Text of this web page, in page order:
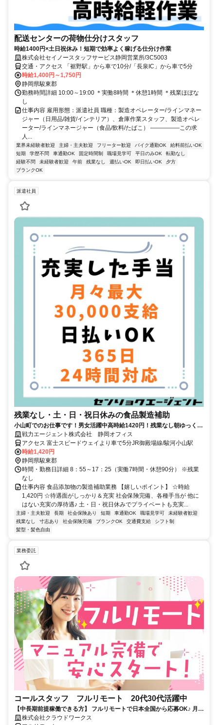
配送センターの荷物仕分けスタッフ
時給1400円×土日祝休み！短期で効率よく稼げる仕分け作業
株式会社セイノースタッフサービス静岡営業所/3C5003
交通・アクセス 「裾野駅」から車で10分/「長泉IC」から車で5分
時給1,400円～1,750円
静岡県駿東郡
勤務時間詳細 10:00～19:00 ＊実働8時間 ＊休憩1時間 ＊残業ほぼな
し
仕事内容 雇用形態：派遣社員 職種：製造オペレーター/ラインマネー
ジャー（日用品/雑貨/インテリア）、倉庫作業スタッフ、製造オペレ
ーター/ラインマネージャー（食品/飲料/たばこ） ―――――この求
人...
業界未経験者歓迎 主婦・主夫歓迎 フリーター歓迎 バイク通勤OK
給料前払いOK
短期
学歴不問 車通勤OK 固定時間制 職場見学可 平日のみOK
転勤なし
経験不問
未経験者歓迎 午前 残業なし 週払いOK 即日払いOK
夕方
ブランクOK
派遣社員
残業なし・土・日・祝日休みの食品製造補助
小山町でのお仕事です！男女活躍中高時給1420円！残業なし朝ゆっくり
スタート！土日祝日休み
戦力エージェント株式会社 静岡オフィス
アクセス 富士スピードウェイより車で5分JR御殿場線/駿河小山駅
時給1,420円
静岡県駿東郡
時間・勤務日詳細 8：55～17：25（実働7時間・休憩90分） ※残業
なし
仕事内容 食品添加物の製造補助業務 【嬉しいポイント】 ☆時給
1,420円 ☆待遇面がしっかり＆充実 社会保険完備、各種手当が 他に
はない充実の厚待遇♪ 土・日・祝日休みでプライベートも充実...
主婦・主夫歓迎 長期 社会保険あり 短期 車通勤OK 職場見学可
未経験者歓迎
残業なし
寸志あり 社会保険完備 ブランクOK 交通費支給
シフト制
髪型・髪色自由
業務委託
コールスタッフ フルリモート 20代30代活躍中
【中長期前提稼働できる方】 フルリモートで日本全国から応募OK♪ 月稼
働80時間で安定収入！
株式会社クラウドワークス